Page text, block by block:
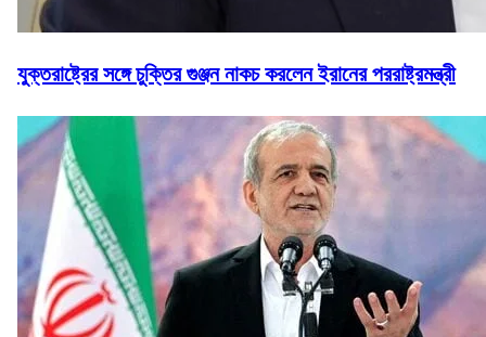
যুক্তরাষ্ট্রের সঙ্গে চুক্তির গুঞ্জন নাকচ করলেন ইরানের পররাষ্ট্রমন্ত্রী